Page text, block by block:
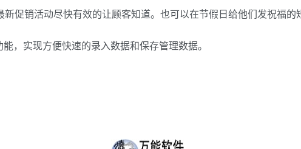
促销活动尽快有效的让顾客知道。也可以在节假日给他们发祝福的
，实现方便快速的录入数据和保存管理数据。